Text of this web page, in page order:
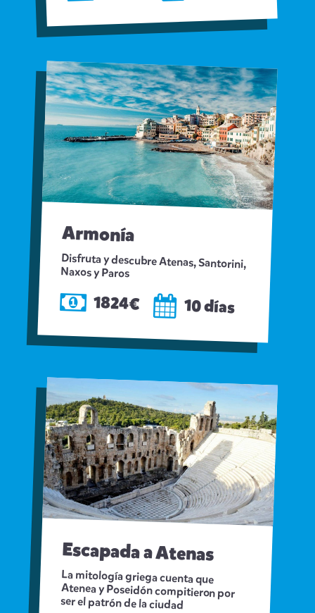
Armonía
Disfruta y descubre Atenas, Santorini,
Naxos y Paros
1824€ 10 días
Escapada a Atenas
La mitología griega cuenta que
Atenea y Poseidón compitieron por
ser el patrón de la ciudad